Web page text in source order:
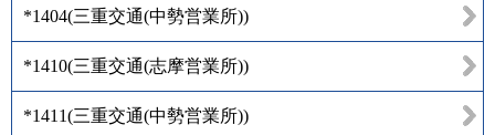
*1404(三重交通(中勢営業所))
*1410(三重交通(志摩営業所))
*1411(三重交通(中勢営業所))